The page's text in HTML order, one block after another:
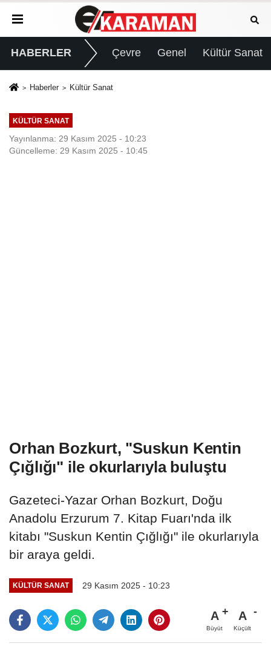
HABERLER Çevre Genel Kültür Sanat
Haberler Kültür Sanat
KÜLTÜR SANAT
Yayınlanma: 29 Kasım 2025 - 10:23
Güncelleme: 29 Kasım 2025 - 10:45
Orhan Bozkurt, "Suskun Kentin
Çığlığı" ile okurlarıyla buluştu
Gazeteci-Yazar Orhan Bozkurt, Doğu
Anadolu Erzurum 7. Kitap Fuarı'nda ilk
kitabı "Suskun Kentin Çığlığı" ile okurlarıyla
bir araya geldi.
KÜLTÜR SANAT 29 Kasım 2025 - 10:23
A
Büyüt
A
Küçült